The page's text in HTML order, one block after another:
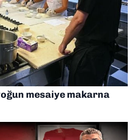
mesaiye makarna